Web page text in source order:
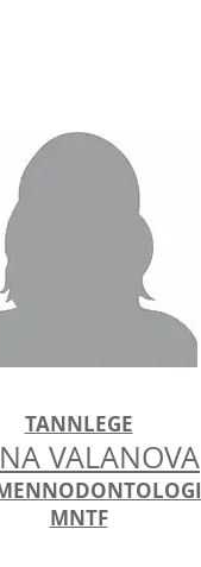
TANNLEGE
VALANOVA
MNTF